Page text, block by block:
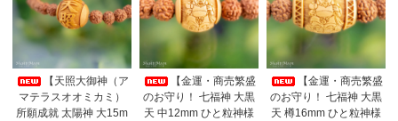
【天照大御神（ア
マテラスオオミカミ）
所願成就 太陽神 大15m
【金運・商売繁盛
のお守り！ 七福神 大黒
天 中12mm ひと粒神様
【金運・商売繁盛
のお守り！ 七福神 大黒
天 樽16mm ひと粒神様